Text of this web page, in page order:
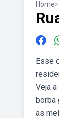
Home>
Esse
Veja
borba
as